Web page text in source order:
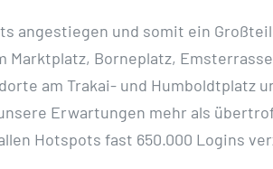
angestiegen und somit ein
Marktplatz, Borneplatz,
am Trakai- und Humboldtplatz
Erwartungen mehr als
Hotspots fast 650.000 Logins